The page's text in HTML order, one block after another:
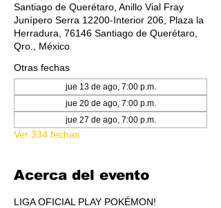
Santiago de Querétaro, Anillo Vial Fray
Junípero Serra 12200-Interior 206, Plaza la
Herradura, 76146 Santiago de Querétaro,
Qro., México
Otras fechas
jue 13 de ago, 7:00 p.m.
jue 20 de ago, 7:00 p.m.
jue 27 de ago, 7:00 p.m.
Ver 334 fechas
Acerca del evento
LIGA OFICIAL PLAY POKÉMON!